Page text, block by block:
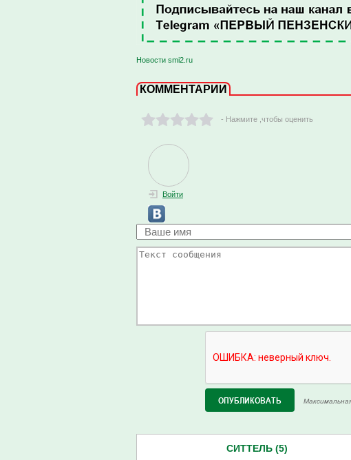
Новости smi2.ru
КОММЕНТАРИИ
- Нажмите ,чтобы оценить
Войти
СИТТЕЛЬ (5)